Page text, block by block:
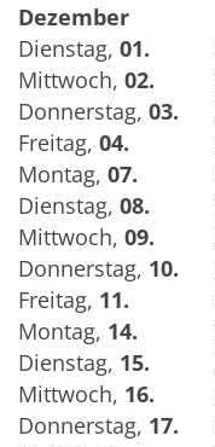
Dezember
Dienstag, 01.
Mittwoch, 02.
Donnerstag, 03.
Freitag, 04.
Montag, 07.
Dienstag, 08.
Mittwoch, 09.
Donnerstag, 10.
Freitag, 11.
Montag, 14.
Dienstag, 15.
Mittwoch, 16.
Donnerstag, 17.